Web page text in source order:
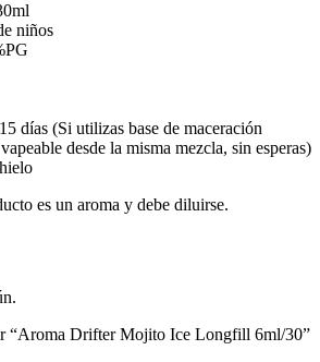
niños
días (Si utilizas base de maceración
desde la misma mezcla, sin esperas)
es un aroma y debe diluirse.
“Aroma Drifter Mojito Ice Longfill 6ml/30”